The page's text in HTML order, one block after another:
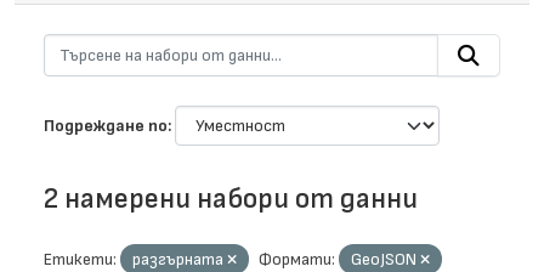
Подреждане по
2 намерени набори от данни
Етикети: разгърната Формати:
GeoJSON